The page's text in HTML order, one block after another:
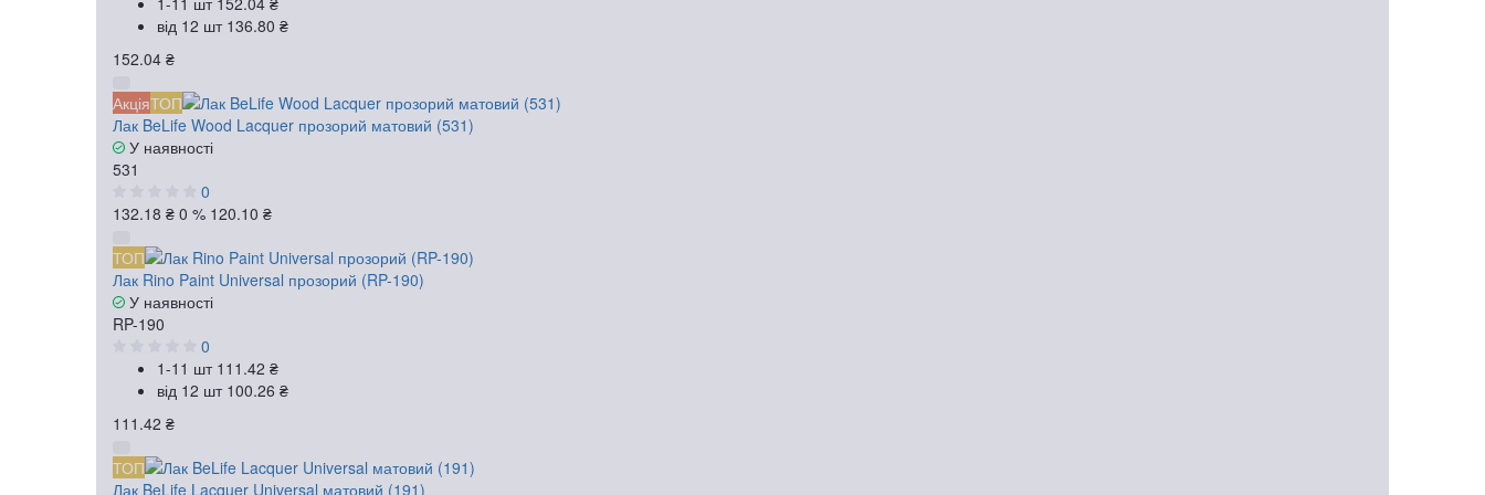
від 12 шт 136.80 ₴
152.04 ₴
АкціяТОП
Лак BeLife Wood Lacquer прозорий матовий (531)
У наявності
531
0
132.18 ₴ 0 % 120.10 ₴
ТОП
Лак Rino Paint Universal прозорий (RP-190)
У наявності
RP-190
0
1-11 шт 111.42 ₴
від 12 шт 100.26 ₴
111.42 ₴
ТОП
Лак BeLife Lacquer Universal матовий (191)